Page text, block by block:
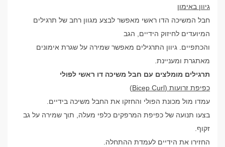
גיוון באימון
חבל המשיכה הדו ראשי מאפשר לבצע מגוון רחב של תרגילים
המיועדים לחיזוק הידיים, הגב
והכתפיים. גיוון התרגילים מאפשר שמירה על שגרת אימונים
מאתגרת ומעניינת.
תרגילים מומלצים עם חבל משיכה דו ראשי לפולי
כפיפת זרועות (Bicep Curl)
עמדו מול מכונת הפולי והחזקו את החבל משיכה בידיים.
בצעו תנועה של כפיפת המרפקים כלפי מעלה, תוך שמירה על גב
זקוף.
החזירו את הידיים לעמדת ההתחלה.